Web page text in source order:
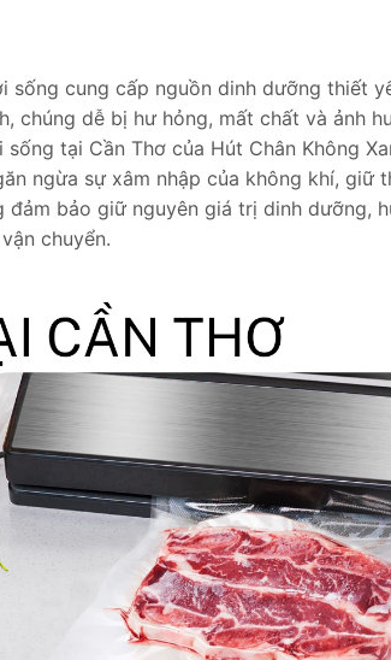
sống cung cấp nguồn dinh dưỡng thiết
chúng dễ bị hư hỏng, mất chất và ảnh
tại Cần Thơ của Hút Chân Không
ngừa sự xâm nhập của không khí, giữ
đảm bảo giữ nguyên giá trị dinh dưỡng,
chuyển.